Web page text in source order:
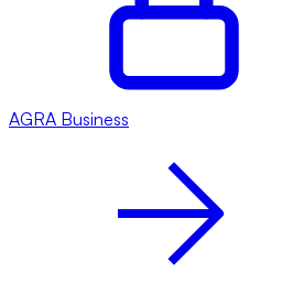
AGRA Business